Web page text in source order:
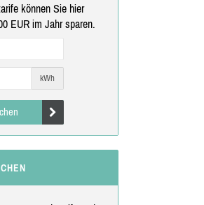
können Sie hier
EUR im Jahr sparen.
kWh